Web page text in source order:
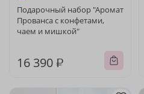
Подарочный набор "Аромат
Прованса с конфетами,
чаем и мишкой"
16 390 ₽